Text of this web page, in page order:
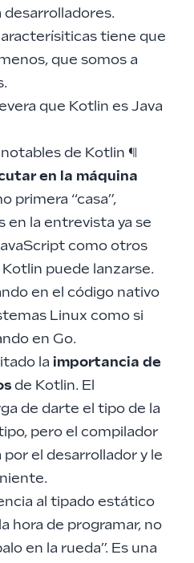
desarrolladores.
tiene que
que somos a
que Kotlin es Java
de Kotlin ¶
en la máquina
primera “casa”,
en la entrevista ya se
como otros
puede lanzarse.
en el código nativo
Linux como si
en Go.
la importancia de
de Kotlin. El
de darte el tipo de la
pero el compilador
el desarrollador y le
al tipado estático
hora de programar, no
en la rueda”. Es una